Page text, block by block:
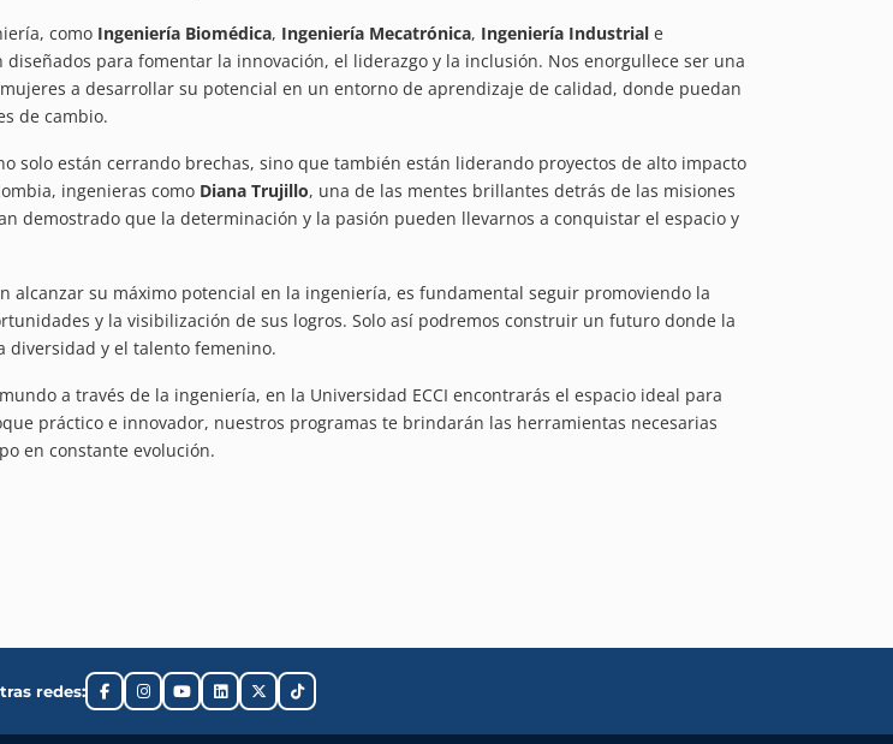
como Ingeniería Biomédica, Ingeniería Mecatrónica, Ingeniería Industriale
diseñados para fomentar la innovación, el liderazgo y la inclusión. Nos enorgullece ser una
a desarrollar su potencial en un entorno de aprendizaje de calidad, donde puedan
de cambio.
solo están cerrando brechas, sino que también están liderando proyectos de alto impacto
ingenieras como Diana Trujillo, una de las mentes brillantes detrás de las misiones
demostrado que la determinación y la pasión pueden llevarnos a conquistar el espacio y
alcanzar su máximo potencial en la ingeniería, es fundamental seguir promoviendo la
y la visibilización de sus logros. Solo así podremos construir un futuro donde la
diversidad y el talento femenino.
a través de la ingeniería, en la Universidad ECCI encontrarás el espacio ideal para
práctico e innovador, nuestros programas te brindarán las herramientas necesarias
en constante evolución.
redes: